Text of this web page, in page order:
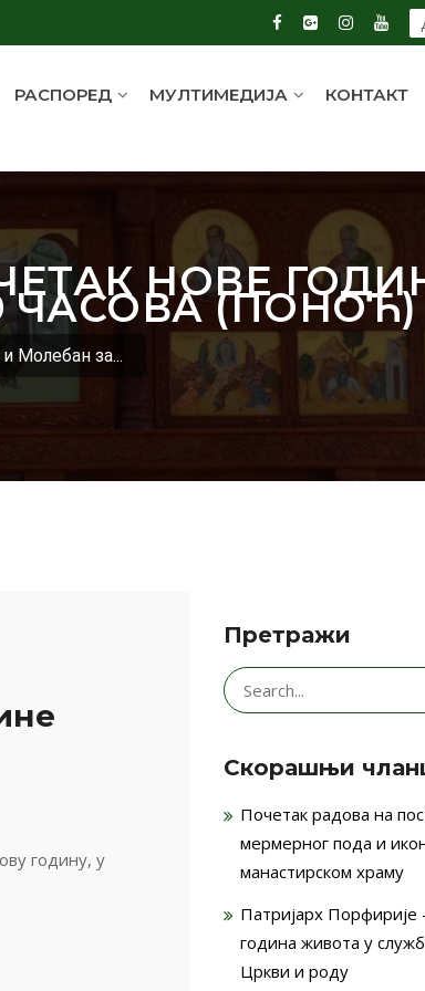
РАСПОРЕД МУЛТИМЕДИЈА КОНТАКТ
НОВЕ
ЧАСОВА (ПОНОЋ)
и Молебан за...
годину, у
Претражи
Search
for:
Скорашњи
Почетак радова на
мермерног пода и
манастирском храму
Патријарх Порфирије
година живота у
Цркви и роду